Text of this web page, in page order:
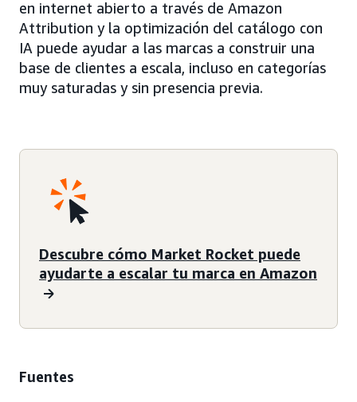
en internet abierto a través de Amazon
Attribution y la optimización del catálogo con
IA puede ayudar a las marcas a construir una
base de clientes a escala, incluso en categorías
muy saturadas y sin presencia previa.
Descubre cómo Market Rocket puede
ayudarte a escalar tu marca en Amazon
Fuentes